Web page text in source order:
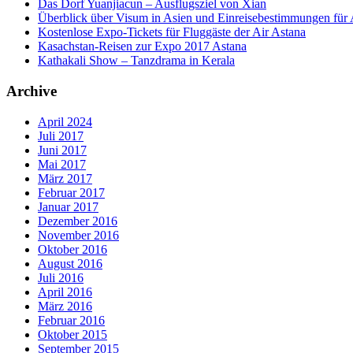
Das Dorf Yuanjiacun – Ausflugsziel von Xian
Überblick über Visum in Asien und Einreisebestimmungen für
Kostenlose Expo-Tickets für Fluggäste der Air Astana
Kasachstan-Reisen zur Expo 2017 Astana
Kathakali Show – Tanzdrama in Kerala
Archive
April 2024
Juli 2017
Juni 2017
Mai 2017
März 2017
Februar 2017
Januar 2017
Dezember 2016
November 2016
Oktober 2016
August 2016
Juli 2016
April 2016
März 2016
Februar 2016
Oktober 2015
September 2015